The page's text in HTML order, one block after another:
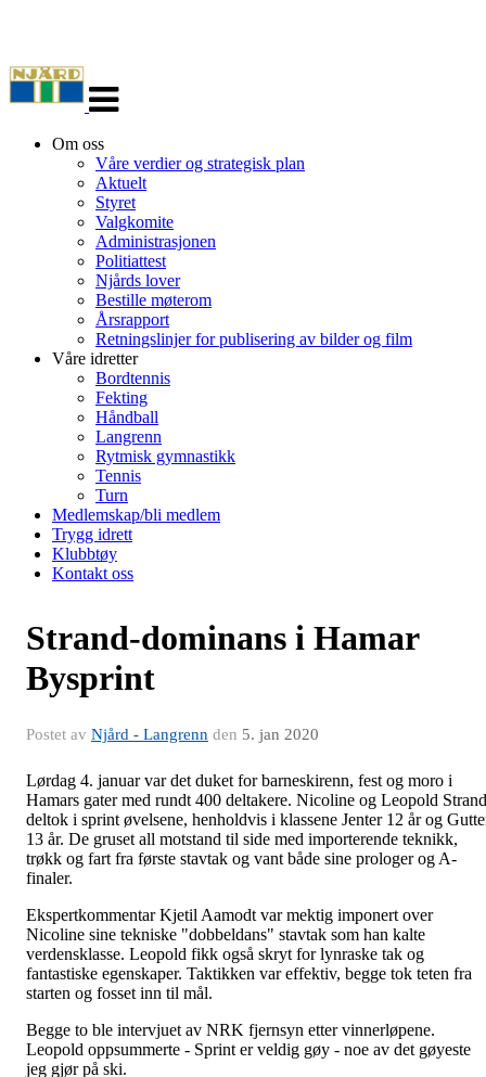
navigasjon
Om oss
Våre verdier og strategisk plan
Aktuelt
Styret
Valgkomite
Administrasjonen
Politiattest
Njårds lover
Bestille møterom
Årsrapport
Retningslinjer for publisering av bilder og film
Våre idretter
Bordtennis
Fekting
Håndball
Langrenn
Rytmisk gymnastikk
Tennis
Turn
Medlemskap/bli medlem
Trygg idrett
Klubbtøy
Kontakt oss
Strand-dominans i Hamar
Bysprint
Postet av Njård - Langrenn den 5. jan 2020
Lørdag 4. januar var det duket for barneskirenn, fest og moro i
Hamars gater med rundt 400 deltakere. Nicoline og Leopold Strand
deltok i sprint øvelsene, henholdvis i klassene Jenter 12 år og
13 år. De gruset all motstand til side med importerende teknikk,
trøkk og fart fra første stavtak og vant både sine prologer og A-
finaler.
Ekspertkommentar Kjetil Aamodt var mektig imponert over
Nicoline sine tekniske "dobbeldans" stavtak som han kalte
verdensklasse. Leopold fikk også skryt for lynraske tak og
fantastiske egenskaper. Taktikken var effektiv, begge tok teten fra
starten og fosset inn til mål.
Begge to ble intervjuet av NRK fjernsyn etter vinnerløpene.
Leopold oppsummerte - Sprint er veldig gøy - noe av det gøyeste
jeg gjør på ski.